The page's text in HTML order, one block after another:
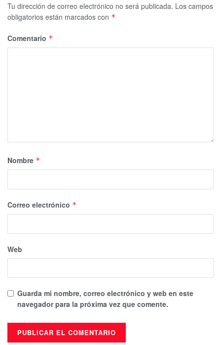
Tu dirección de correo electrónico no será publicada. Los campos
obligatorios están marcados con *
Comentario *
Nombre *
Correo electrónico *
Web
Guarda mi nombre, correo electrónico y web en este
navegador para la próxima vez que comente.